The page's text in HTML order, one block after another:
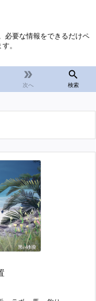
必要な情報をできるだけペ
。

次へ

検索